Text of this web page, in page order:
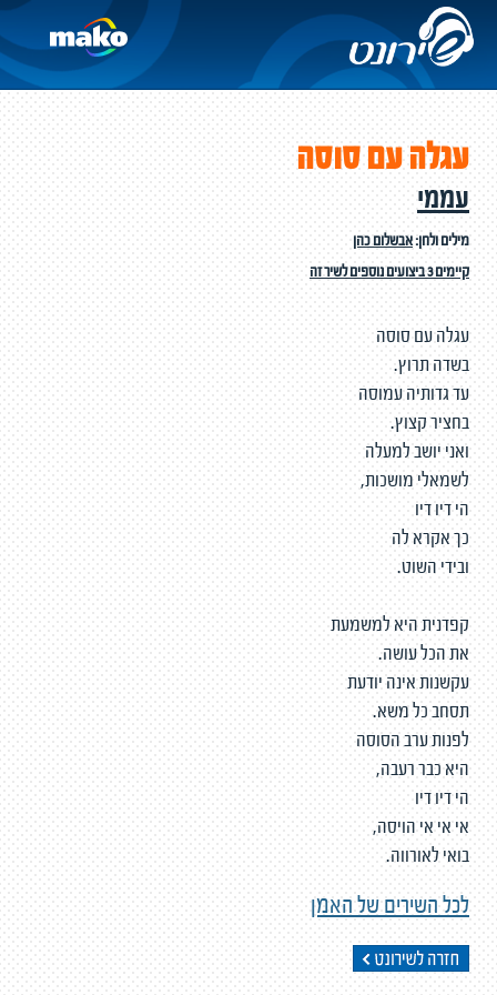
עגלה עם סוסה
עממי
מילים ולחן:אבשלום כהן
קיימים 3 ביצועים נוספים לשיר זה
עגלה עם סוסה
בשדה תרוץ.
עד גדותיה עמוסה
בחציר קצוץ.
ואני יושב למעלה
לשמאלי מושכות,
הי דיו דיו
כך אקרא לה
ובידי השוט.
קפדנית היא למשמעת
את הכל עושה.
עקשנות אינה יודעת
תסחב כל משא.
לפנות ערב הסוסה
היא כבר רעבה,
הי דיו דיו
אי אי אי הויסה,
בואי לאורווה.
לכל השירים של האמן